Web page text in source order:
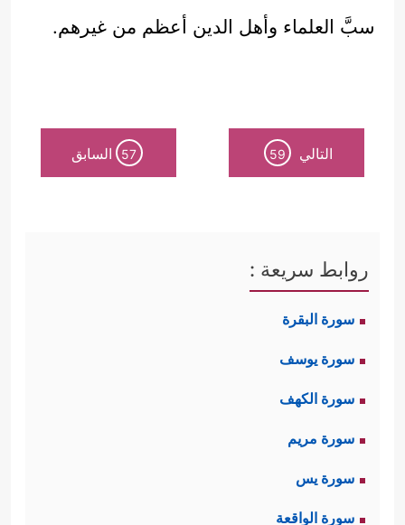
سبَّ العلماء وأهل الدين أعظم من غيرهم.
التالي 59
57 السابق
روابط سريعة :
سورة البقرة
سورة يوسف
سورة الكهف
سورة مريم
سورة يس
سورة الواقعة